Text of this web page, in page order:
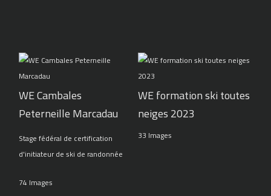
WE Cambales
Peterneille Marcadau
Stage fédéral de certification
d'initiateur de ski de randonnée
74 Images
WE formation ski toutes
neiges 2023
33 Images